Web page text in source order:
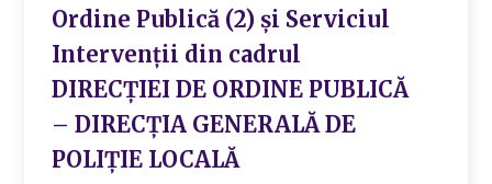
Ordine Publică (2) și Serviciul
Intervenții din cadrul
DIRECȚIEI DE ORDINE PUBLICĂ
– DIRECȚIA GENERALĂ DE
POLIȚIE LOCALĂ